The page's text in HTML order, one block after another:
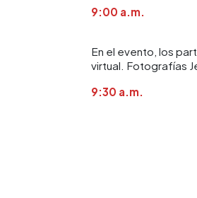
9:00 a.m.
En el evento, los
virtual. Fotografías
9:30 a.m.